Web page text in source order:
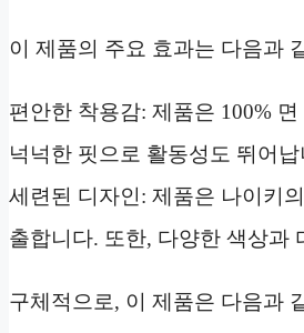
이 제품의 주요 효과는 다음과
편안한 착용감: 제품은 100%
넉넉한 핏으로 활동성도 뛰어납
세련된 디자인: 제품은 나이키
출합니다. 또한, 다양한 색상과
구체적으로, 이 제품은 다음과